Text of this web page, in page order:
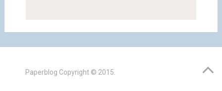
Paperblog Copyright © 2015.